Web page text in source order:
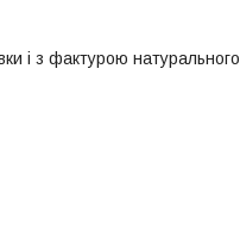
і з фактурою натурального